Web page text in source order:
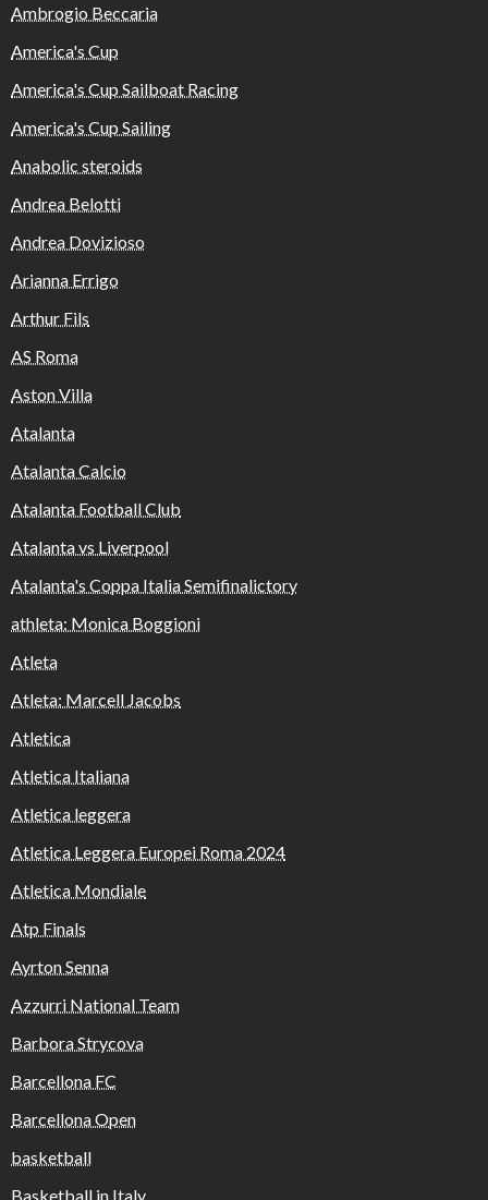
Ambrogio Beccaria
America's Cup
America's Cup Sailboat Racing
America's Cup Sailing
Anabolic steroids
Andrea Belotti
Andrea Dovizioso
Arianna Errigo
Arthur Fils
AS Roma
Aston Villa
Atalanta
Atalanta Calcio
Atalanta Football Club
Atalanta vs Liverpool
Atalanta's Coppa Italia Semifinalictory
athleta: Monica Boggioni
Atleta
Atleta: Marcell Jacobs
Atletica
Atletica Italiana
Atletica leggera
Atletica Leggera Europei Roma 2024
Atletica Mondiale
Atp Finals
Ayrton Senna
Azzurri National Team
Barbora Strycova
Barcellona FC
Barcellona Open
basketball
Basketball in Italy